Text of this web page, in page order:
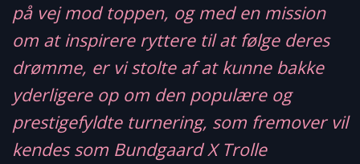
på vej mod toppen, og med en mission
om at inspirere ryttere til at følge deres
drømme, er vi stolte af at kunne bakke
yderligere op om den populære og
prestigefyldte turnering, som fremover vil
kendes som Bundgaard X Trolle